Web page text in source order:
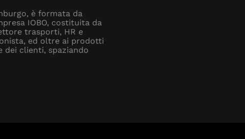
è formata da
IOBO, costituita da
trasporti, HR e
ed oltre ai prodotti
dei clienti, spaziando